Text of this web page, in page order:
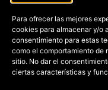
Para ofrecer las mejores
cookies para almacenar y/o
consentimiento para estas
como el comportamiento de
sitio. No dar el
ciertas características y
SIEMPRE